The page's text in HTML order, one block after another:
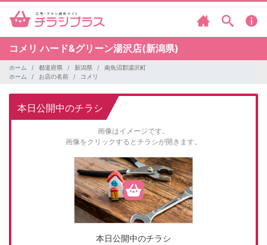
コメリハード&グリーン湯沢店(新潟県)
ホーム 都道府県 新潟県
南魚沼郡湯沢町
ホーム
お店の名前 コメリ
本日公開中のチラシ
画像はイメージです。
画像をクリックするとチラシが開きます。
本日公開中のチラシ